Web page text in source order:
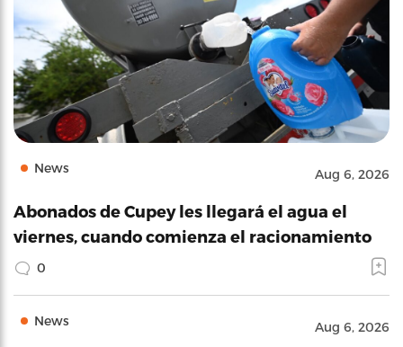
News Aug 6, 2026
Abonados de Cupey les llegará el agua el
viernes, cuando comienza el racionamiento
0
News Aug 6, 2026